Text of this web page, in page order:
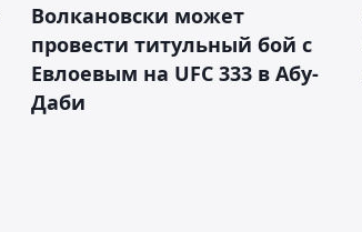
Волкановски может
провести титульный бой с
Евлоевым на UFC 333 в Абу-
Даби